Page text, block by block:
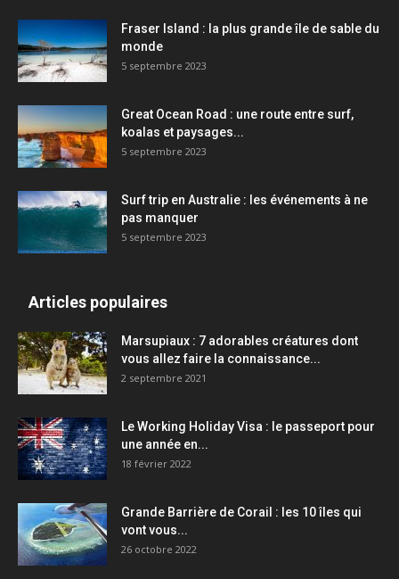
Fraser Island : la plus grande île de sable du
monde
5 septembre 2023
Great Ocean Road : une route entre surf,
koalas et paysages...
5 septembre 2023
Surf trip en Australie : les événements à ne
pas manquer
5 septembre 2023
Articles populaires
Marsupiaux : 7 adorables créatures dont
vous allez faire la connaissance...
2 septembre 2021
Le Working Holiday Visa : le passeport pour
une année en...
18 février 2022
Grande Barrière de Corail : les 10 îles qui
vont vous...
26 octobre 2022